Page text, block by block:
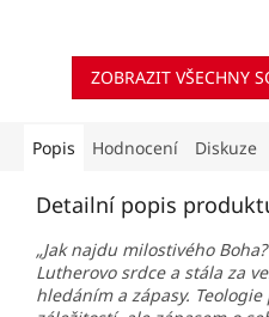
ZOBRAZIT VŠECHNY
Popis Hodnocení Diskuze
Detailní popis
„Jak najdu milostivého
Lutherovo srdce a stála za
hledáním a zápasy.